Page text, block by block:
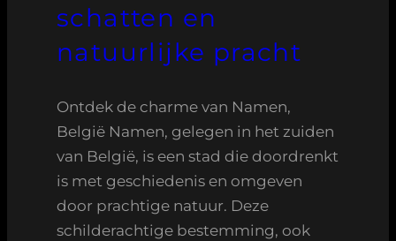
schatten en
natuurlijke pracht
Ontdek de charme van Namen,
België Namen, gelegen in het zuiden
van België, is een stad die doordrenkt
is met geschiedenis en omgeven
door prachtige natuur. Deze
schilderachtige bestemming, ook